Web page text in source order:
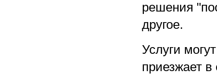
решения
другое.
Услуги
приезжает